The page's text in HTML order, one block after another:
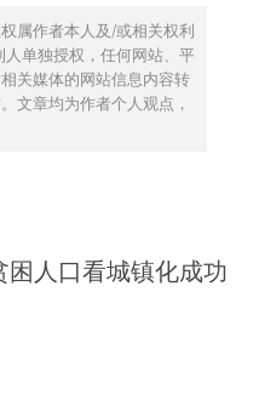
属作者本人及/或相关权利
单独授权，任何网站、平
关媒体的网站信息内容转
文章均为作者个人观点，
人口看城镇化成功